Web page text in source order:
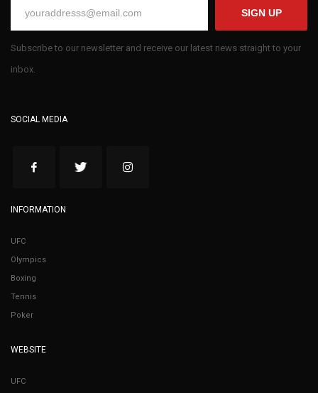
SIGN UP
Subscribe to our newsletter and receive our latest news straight to your
inbox.
SOCIAL MEDIA
INFORMATION
UFC
Olympics
Boxing
Tennis
Poker
WEBSITE
UFC